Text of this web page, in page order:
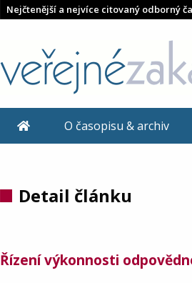
Nejčtenější a nejvíce citovaný odborný
O časopisu & archiv
Detail článku
Řízení výkonnosti